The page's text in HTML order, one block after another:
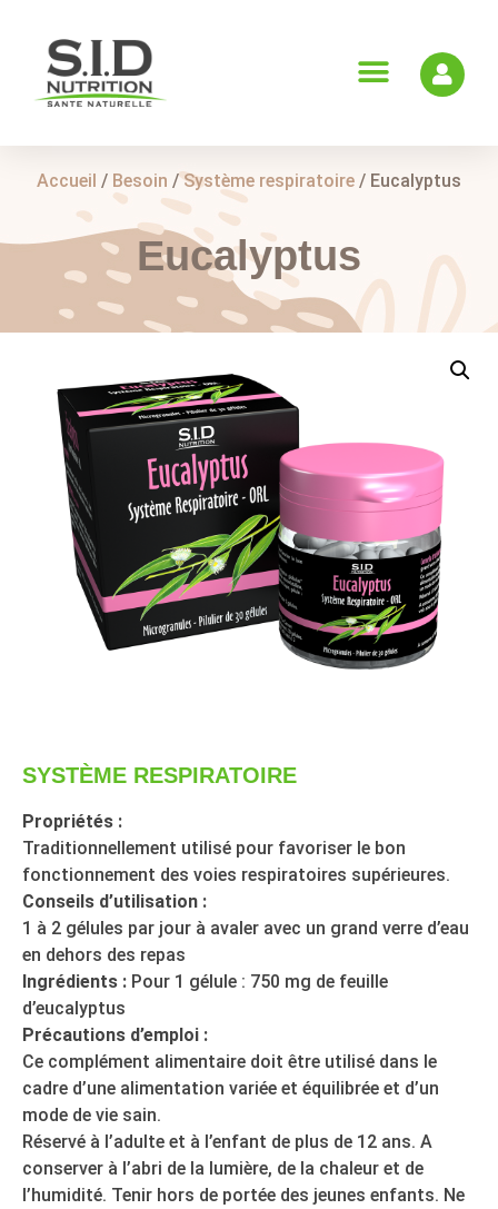
Accueil / Besoin /Système respiratoire / Eucalyptus
Eucalyptus
SYSTÈME RESPIRATOIRE
Propriétés :
Traditionnellement utilisé pour favoriser le bon
fonctionnement des voies respiratoires supérieures.
Conseils d’utilisation :
1 à 2 gélules par jour à avaler avec un grand verre d’eau
en dehors des repas
Ingrédients : Pour 1 gélule : 750 mg de feuille
d’eucalyptus
Précautions d’emploi :
Ce complément alimentaire doit être utilisé dans le
cadre d’une alimentation variée et équilibrée et d’un
mode de vie sain.
Réservé à l’adulte et à l’enfant de plus de 12 ans. A
conserver à l’abri de la lumière, de la chaleur et de
l’humidité. Tenir hors de portée des jeunes enfants. Ne